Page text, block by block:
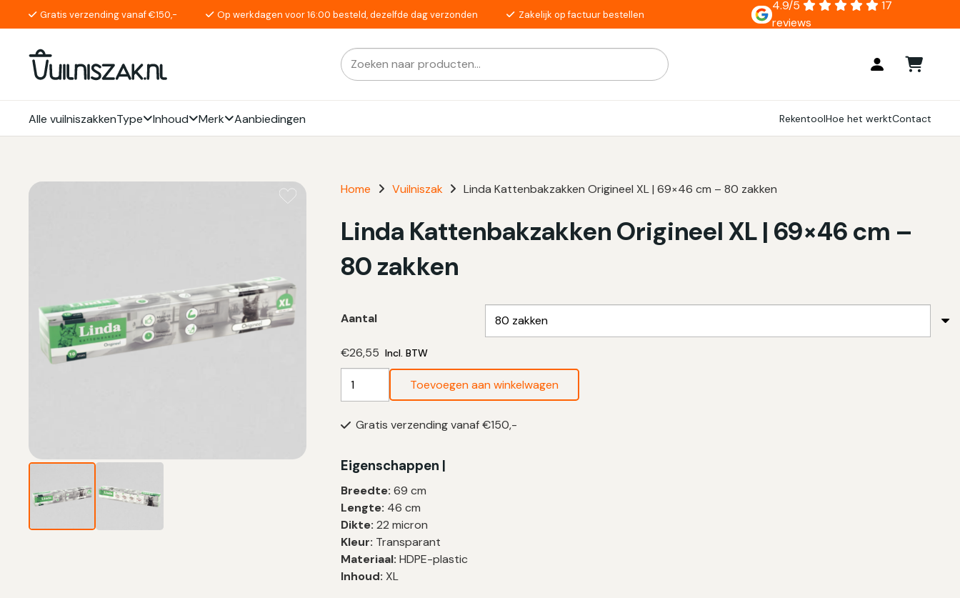
Gratis verzending vanaf €150,- Op werkdagen voor 16:00 besteld, dezelfde dag verzonden Zakelijk op factuur bestellen
4.9/5
17
reviews
Zoeken
naar:
Als de resultaten voor automatisch aanvullen beschikbaar zijn, gebruik de pijlen om omhoog en omlaag te gaan
Alle vuilniszakkenType Inhoud Merk Aanbiedingen RekentoolHoe het werktContact
Home Vuilniszak Linda Kattenbakzakken Origineel XL | 69×46 cm – 80 zakken
Linda Kattenbakzakken Origineel XL | 69×46 cm –
80 zakken
Aantal
€26,55 Incl. BTW
Kattenbakzakken
XL
69×46
–
80
zakken
aantal
Toevoegen aan winkelwagen
Gratis verzending vanaf €150,-
Eigenschappen |
Breedte: 69 cm
Lengte: 46 cm
Dikte: 22 micron
Kleur: Transparant
Materiaal:HDPE-plastic
Inhoud: XL